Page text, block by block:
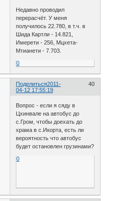
Недавно проводил
перерасчёт. У меня
получилось 22.780, в т.ч. в
Шида Картли - 14.821,
Имерети - 256, Мцхета-
Мтианети - 7.703.
0
Поделиться 40
2011-
04-12 17:55:19
Вопрос - если я сяду в
Цхинвале на автобус до
с.Гром, чтобы доехать до
храма в с.Икорта, есть ли
вероятность что автобус
будет остановлен грузинами?
0